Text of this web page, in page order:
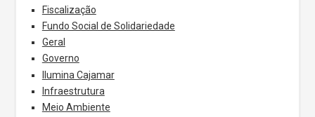
Fiscalização
Fundo Social de Solidariedade
Geral
Governo
Ilumina Cajamar
Infraestrutura
Meio Ambiente